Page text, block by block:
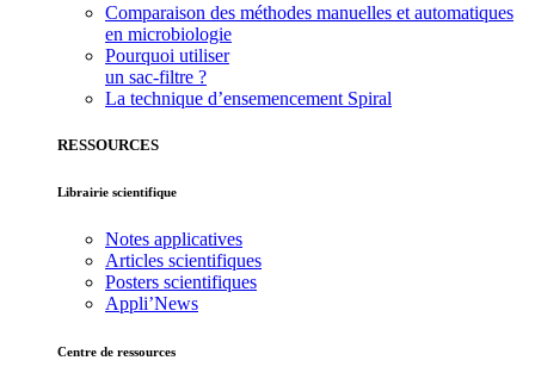
Comparaison des méthodes manuelles et automatiques
en microbiologie
Pourquoi utiliser
un sac-filtre ?
La technique d’ensemencement Spiral
RESSOURCES
Librairie scientifique
Notes applicatives
Articles scientifiques
Posters scientifiques
Appli’News
Centre de ressources